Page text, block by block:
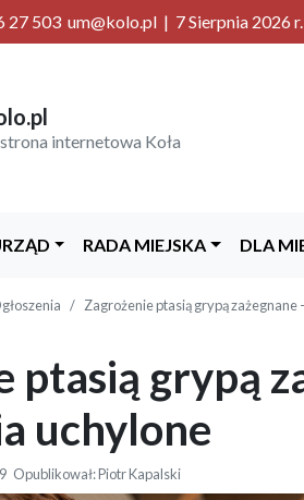
27 503 um@kolo.pl | 7 Sierpnia 2026
internetowa Koła
RADA MIEJSKA DLA
Zagrożenie ptasią grypą zażegnane
ptasią grypą
uchylone
Opublikował: Piotr Kapalski